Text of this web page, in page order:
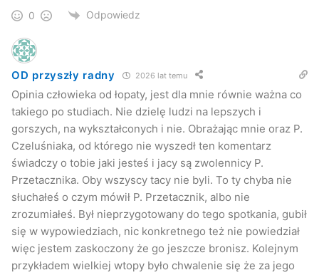
0 Odpowiedz
OD przyszły radny 2026 lat temu
Opinia człowieka od łopaty, jest dla mnie równie ważna co
takiego po studiach. Nie dzielę ludzi na lepszych i
gorszych, na wykształconych i nie. Obrażając mnie oraz P.
Czeluśniaka, od którego nie wyszedł ten komentarz
świadczy o tobie jaki jesteś i jacy są zwolennicy P.
Przetacznika. Oby wszyscy tacy nie byli. To ty chyba nie
słuchałeś o czym mówił P. Przetacznik, albo nie
zrozumiałeś. Był nieprzygotowany do tego spotkania, gubił
się w wypowiedziach, nic konkretnego też nie powiedział
więc jestem zaskoczony że go jeszcze bronisz. Kolejnym
przykładem wielkiej wtopy było chwalenie się że za jego